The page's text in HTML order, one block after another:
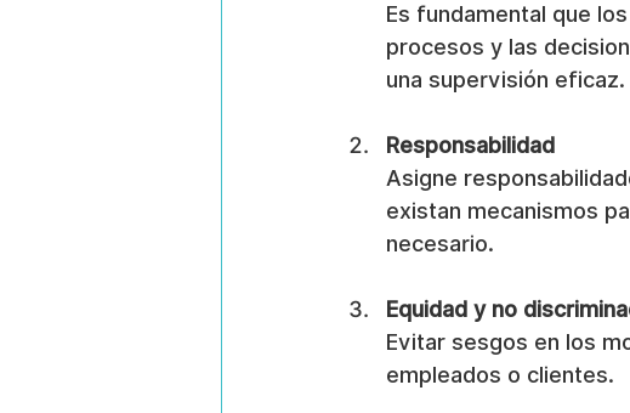
Es fundamental que
procesos y las
una supervisión eficaz.
Responsabilidad
Asigne
existan mecanismos
necesario.
Equidad y no
Evitar sesgos en los
empleados o clientes.